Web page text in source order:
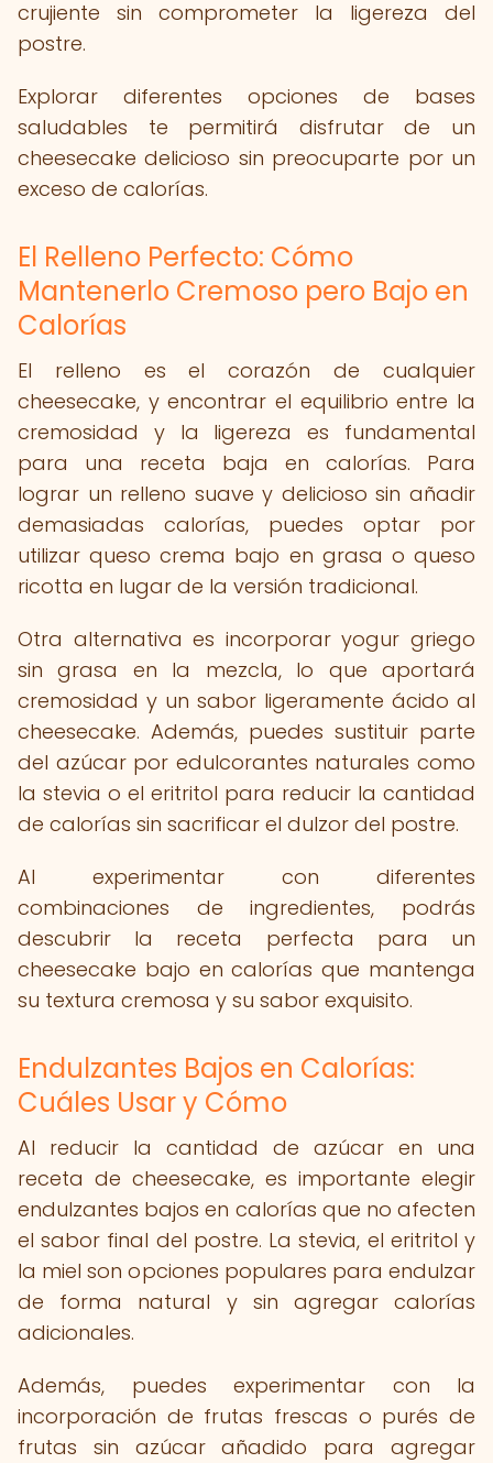
crujiente sin comprometer la ligereza del
postre.
Explorar diferentes opciones de bases
saludables te permitirá disfrutar de un
cheesecake delicioso sin preocuparte por un
exceso de calorías.
El Relleno Perfecto: Cómo
Mantenerlo Cremoso pero Bajo en
Calorías
El relleno es el corazón de cualquier
cheesecake, y encontrar el equilibrio entre la
cremosidad y la ligereza es fundamental
para una receta baja en calorías. Para
lograr un relleno suave y delicioso sin añadir
demasiadas calorías, puedes optar por
utilizar queso crema bajo en grasa o queso
ricotta en lugar de la versión tradicional.
Otra alternativa es incorporar yogur griego
sin grasa en la mezcla, lo que aportará
cremosidad y un sabor ligeramente ácido al
cheesecake. Además, puedes sustituir parte
del azúcar por edulcorantes naturales como
la stevia o el eritritol para reducir la cantidad
de calorías sin sacrificar el dulzor del postre.
Al experimentar con diferentes
combinaciones de ingredientes, podrás
descubrir la receta perfecta para un
cheesecake bajo en calorías que mantenga
su textura cremosa y su sabor exquisito.
Endulzantes Bajos en Calorías:
Cuáles Usar y Cómo
Al reducir la cantidad de azúcar en una
receta de cheesecake, es importante elegir
endulzantes bajos en calorías que no afecten
el sabor final del postre. La stevia, el eritritol y
la miel son opciones populares para endulzar
de forma natural y sin agregar calorías
adicionales.
Además, puedes experimentar con la
incorporación de frutas frescas o purés de
frutas sin azúcar añadido para agregar